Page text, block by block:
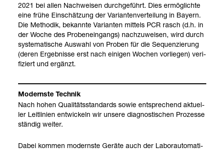
2021 bei allen Nach­wei­sen durch­ge­führt. Dies ermög­lichte
eine frühe Ein­schät­zung der Vari­an­ten­ver­tei­lung in Bay­ern.
Die Metho­dik, bekannte Vari­an­ten mit­tels PCR rasch (d.h. in
der Woche des Pro­ben­ein­gangs) nach­zu­wei­sen, wird durch
sys­te­ma­ti­sche Aus­wahl von Pro­ben für die Sequen­zie­rung
(deren Ergeb­nisse erst nach eini­gen Wochen vor­lie­gen) veri­
fi­ziert und ergänzt.
Modernste Tech­nik
Nach hohen Qua­li­täts­stan­dards sowie ent­spre­chend aktu­el­
ler Leit­li­nien ent­wi­ckeln wir unsere dia­gnos­ti­schen Pro­zesse
stän­dig wei­ter.
Dabei kom­men modernste Geräte auch der Labor­au­to­ma­ti­